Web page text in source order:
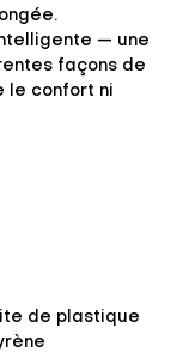
— une
façons de
le confort ni
de plastique